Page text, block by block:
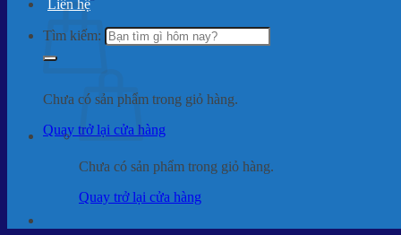
Chưa có sản phẩm trong giỏ hàng.
Quay trở lại cửa hàng
Liên hệ
Tìm kiếm:
Chưa có sản phẩm trong giỏ hàng.
Quay trở lại cửa hàng